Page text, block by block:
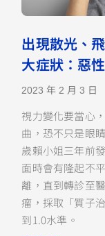
出現散光、
大症狀：惡
2023 年 2 月 3 日
視力變化要當心
曲，恐不只是眼
歲賴小姐三年前
面時會有隆起不
離，直到轉診至
瘤，採取「質子
到1.0水準。